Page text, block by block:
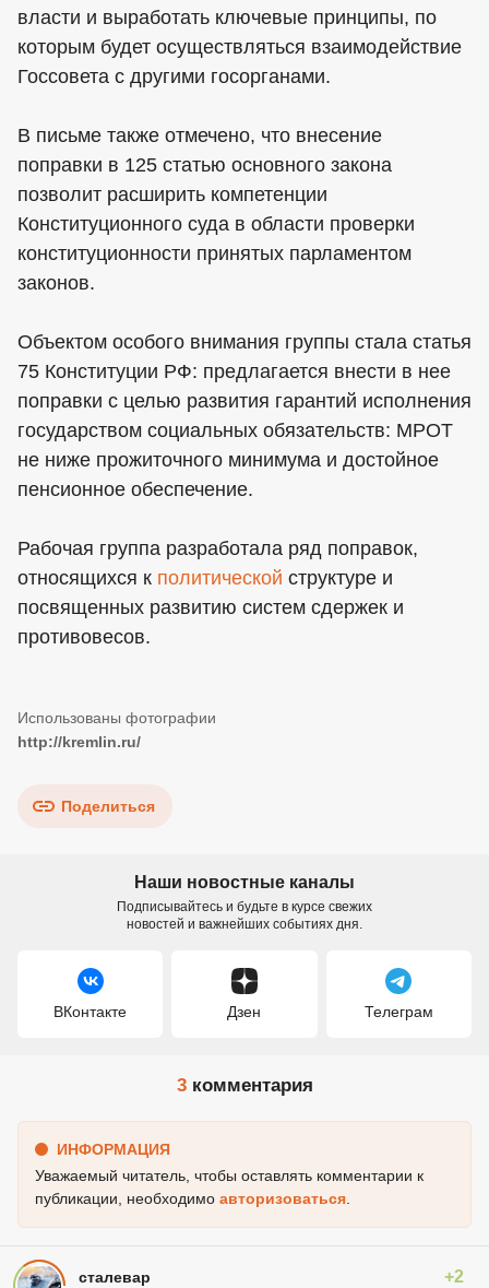
власти и выработать ключевые принципы, по
которым будет осуществляться взаимодействие
Госсовета с другими госорганами.
В письме также отмечено, что внесение
поправки в 125 статью основного закона
позволит расширить компетенции
Конституционного суда в области проверки
конституционности принятых парламентом
законов.
Объектом особого внимания группы стала статья
75 Конституции РФ: предлагается внести в нее
поправки с целью развития гарантий исполнения
государством социальных обязательств: МРОТ
не ниже прожиточного минимума и достойное
пенсионное обеспечение.
Рабочая группа разработала ряд поправок,
относящихся к политической структуре и
посвященных развитию систем сдержек и
противовесов.
http://kremlin.ru/
Поделиться
Наши новостные каналы
Подписывайтесь и будьте в курсе свежих
новостей и важнейших событиях дня.
ВКонтакте Дзен Телеграм
3комментария
ИНФОРМАЦИЯ
Уважаемый читатель, чтобы оставлять комментарии к
публикации, необходимо авторизоваться
сталевар +2